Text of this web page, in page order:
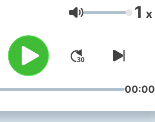
برنامه طنز صبا تقدیم به همه
شنوندگان این پادکست. ----------
------------------------------
Saba comedy podcast deals
with social and cultural issues
with a humorous look.
Lautstärke 1 x
00:00